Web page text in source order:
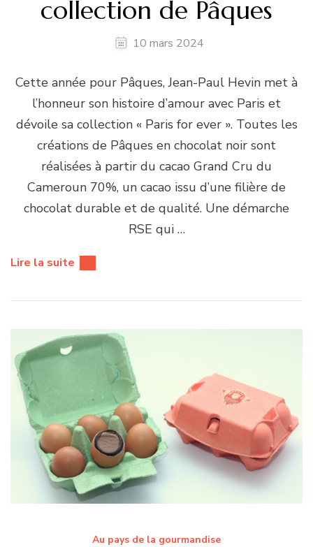
collection de Pâques
10 mars 2024
Cette année pour Pâques, Jean-Paul Hevin met à
l’honneur son histoire d’amour avec Paris et
dévoile sa collection « Paris for ever ». Toutes les
créations de Pâques en chocolat noir sont
réalisées à partir du cacao Grand Cru du
Cameroun 70%, un cacao issu d’une filière de
chocolat durable et de qualité. Une démarche
RSE qui …
Lire la suite
Au pays de la gourmandise